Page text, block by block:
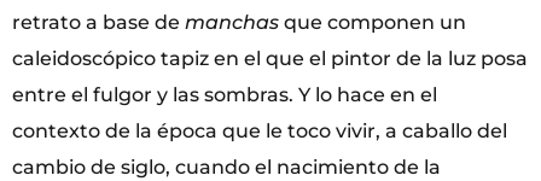
retrato a base de manchas que componen un
caleidoscópico tapiz en el que el pintor de la luz posa
entre el fulgor y las sombras. Y lo hace en el
contexto de la época que le toco vivir, a caballo del
cambio de siglo, cuando el nacimiento de la